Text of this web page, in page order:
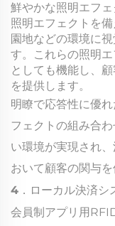
鮮やかな照明エフ
照明エフェクトを
園地などの環境に
す。これらの照明
としても機能し、
を提供します。
明瞭で応答性に優
フェクトの組み合
い環境が実現され
おいて顧客の関与を
4．ローカル決済シ
会員制アプリ用